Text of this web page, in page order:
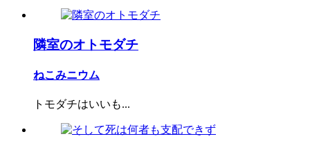
隣室のオトモダチ
ねこみニウム
トモダチはいいも...